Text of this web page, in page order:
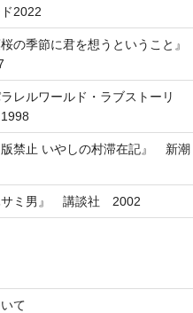
2022
の季節に君を想うということ』
レルワールド・ラブストーリ
禁止 いやしの村滞在記』 新潮
ミ男』 講談社 2002
て